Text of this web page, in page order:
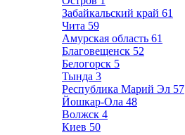
Забайкальский край 61
Чита 59
Амурская область 61
Благовещенск 52
Белогорск 5
Тында 3
Республика Марий Эл 57
Йошкар-Ола 48
Волжск 4
Киев 50